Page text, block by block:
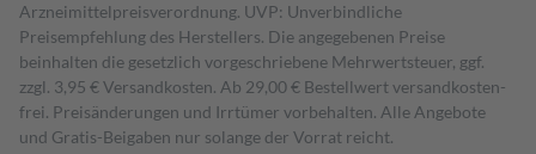
Arzneimittelpreisverordnung. UVP: Unverbindliche
Preisempfehlung des Herstellers. Die angegebenen Preise
beinhalten die gesetzlich vorgeschriebene Mehrwertsteuer, ggf.
zzgl. 3,95 € Versandkosten. Ab 29,00 € Bestell­wert versand­kosten­
frei. Preisänderungen und Irrtümer vorbehalten. Alle Angebote
und Gratis-Beigaben nur solange der Vorrat reicht.